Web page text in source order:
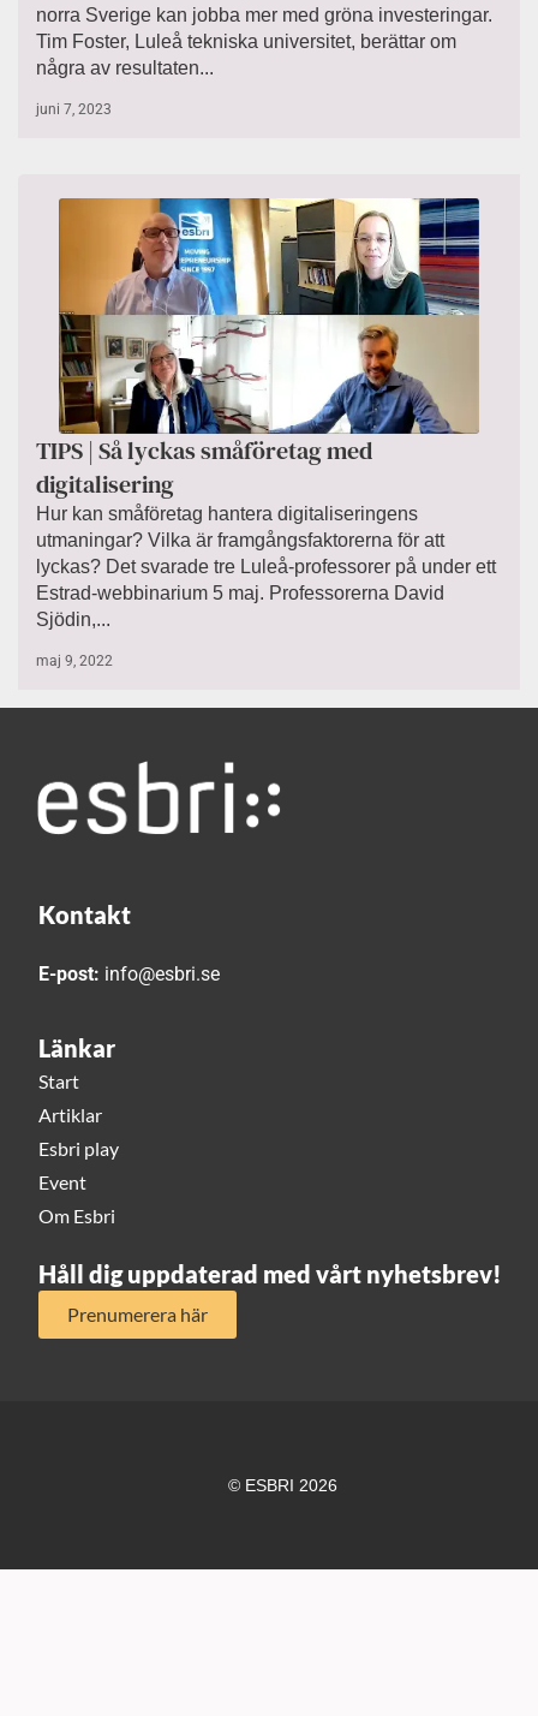
norra Sverige kan jobba mer med gröna investeringar.
Tim Foster, Luleå tekniska universitet, berättar om
några av resultaten...
juni 7, 2023
TIPS | Så lyckas småföretag med
digitalisering
Hur kan småföretag hantera digitaliseringens
utmaningar? Vilka är framgångsfaktorerna för att
lyckas? Det svarade tre Luleå-professorer på under ett
Estrad-webbinarium 5 maj. Professorerna David
Sjödin,...
maj 9, 2022
Kontakt
E-post: info@esbri.se
Länkar
Start
Artiklar
Esbri play
Event
Om Esbri
Håll dig uppdaterad med vårt nyhetsbrev!
Prenumerera här
© ESBRI 2026